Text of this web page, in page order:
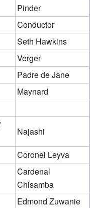
Pinder
Conductor
Seth Hawkins
Verger
Padre de Jane
Maynard
Najashi
Coronel Leyva
Cardenal
Chisamba
Edmond Zuwanie